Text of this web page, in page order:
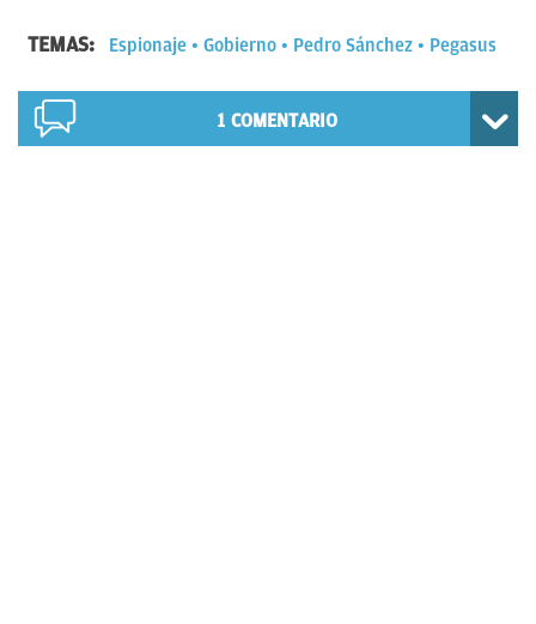
TEMAS: Espionaje Gobierno Pedro Sánchez Pegasus
1 COMENTARIO